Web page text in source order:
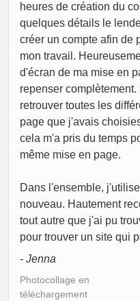
heures de création du
quelques détails le
créer un compte afin de
mon travail.
d'écran de ma mise en
repenser
retrouver toutes les
page que j'avais
cela m'a pris du temps
même mise en page.
Dans l'ensemble,
nouveau. Hautement
tout autre que j'ai pu
pour trouver un site qui
- Jenna
Photocollage en
téléchargement